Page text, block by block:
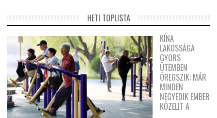
HETI TOPLISTA
KÍNA
LAKOSSÁGA
GYORS
ÜTEMBEN
ÖREGSZIK: MÁR
MINDEN
NEGYEDIK EMBER
KÖZELÍT A